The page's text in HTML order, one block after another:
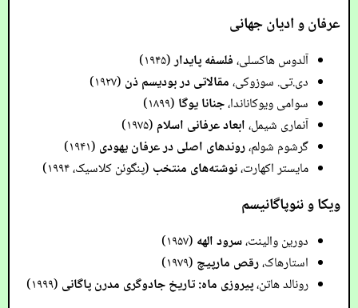
عرفان و ادیان جهانی
آلدوس هاکسلی،فلسفه پایدار(۱۹۴۵)
دی.تی. سوزوکی،مقالاتی در بودیسم ذن (۱۹۲۷)
سوامی ویوکاناندا،جنانا یوگا (۱۸۹۹)
آنماری شیمل،ابعاد عرفانی اسلام(۱۹۷۵)
گرشوم شولم،روندهای اصلی در عرفان یهودی (۱۹۴۱)
مایستر اکهارت،نوشته‌های منتخب (پنگوئن کلاسیک، ۱۹۹۴)
ویکا و نئوپاگانیسم
دورین والینت،سرود الهه (۱۹۵۷)
استارهاک،رقص مارپیچ (۱۹۷۹)
رونالد هاتن،پیروزی ماه: تاریخ جادوگری مدرن پاگانی (۱۹۹۹)